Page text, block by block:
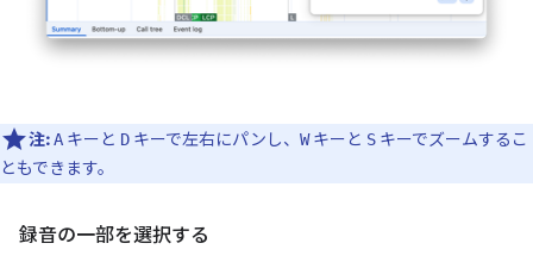
注:A キーと D キーで左右にパンし、 Wキーと S キーでズームするこ
ともできます。
録音の一部を選択する